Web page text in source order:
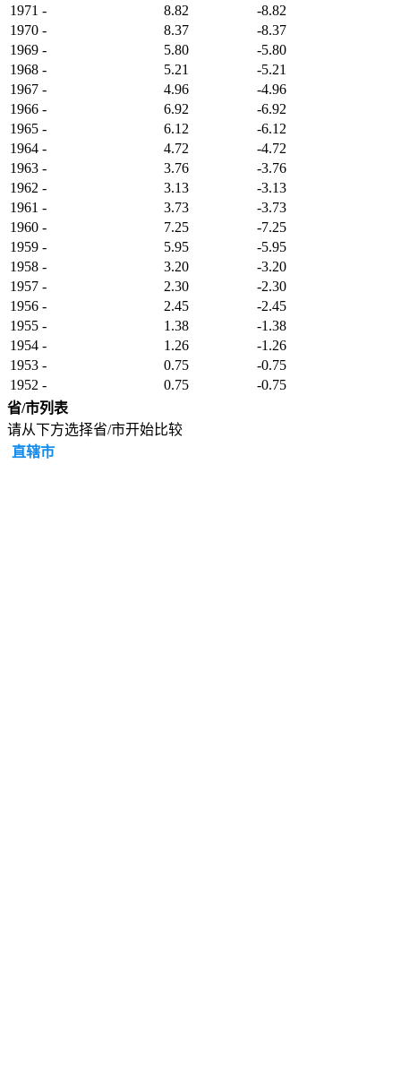
1971 - 8.82
-8.82
1970 - 8.37
-8.37
1969 - 5.80
-5.80
1968 - 5.21
-5.21
1967 - 4.96
-4.96
1966 - 6.92
-6.92
1965 - 6.12
-6.12
1964 - 4.72
-4.72
1963 - 3.76
-3.76
1962 - 3.13
-3.13
1961 - 3.73
-3.73
1960 - 7.25
-7.25
1959 - 5.95
-5.95
1958 - 3.20
-3.20
1957 - 2.30
-2.30
1956 - 2.45
-2.45
1955 - 1.38
-1.38
1954 - 1.26
-1.26
1953 - 0.75
-0.75
1952 - 0.75
-0.75
省/市列表
请从下方选择省/市开始比较
直辖市